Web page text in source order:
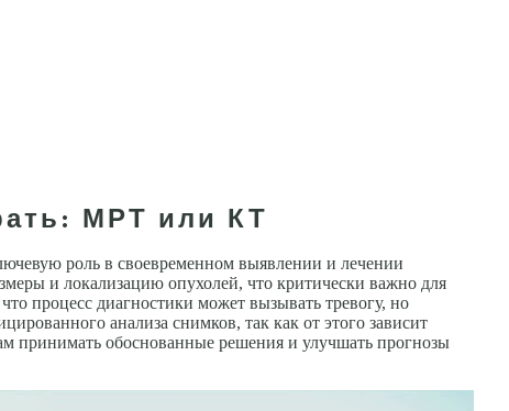
МРТ или КТ
роль в своевременном выявлении и лечении
и локализацию опухолей, что критически важно для
процесс диагностики может вызывать тревогу, но
анализа снимков, так как от этого зависит
принимать обоснованные решения и улучшать прогнозы